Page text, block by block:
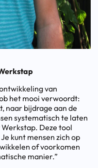
van
het mooi verwoordt:
naar bijdrage aan de
systematisch te laten
Deze tool
kunt mensen zich op
of voorkomen
manier.”